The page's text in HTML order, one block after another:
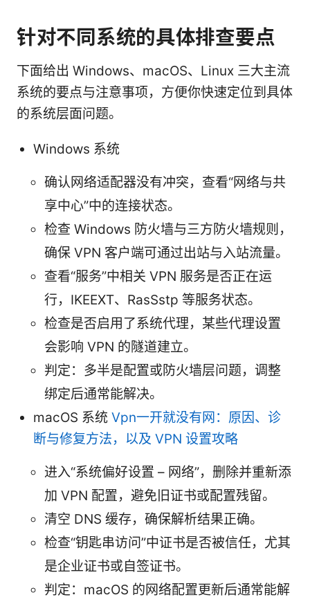
针对不同系统的具体排查要点
下面给出 Windows、macOS、Linux 三大主流
系统的要点与注意事项，方便你快速定位到具体
的系统层面问题。
Windows 系统
确认网络适配器没有冲突，查看“网络与共
享中心”中的连接状态。
检查 Windows 防火墙与三方防火墙规则，
确保 VPN 客户端可通过出站与入站流量。
查看“服务”中相关 VPN 服务是否正在运
行，IKEEXT、RasSstp 等服务状态。
检查是否启用了系统代理，某些代理设置
会影响 VPN 的隧道建立。
判定：多半是配置或防火墙层问题，调整
绑定后通常能解决。
macOS 系统 Vpn一开就没有网：原因、诊
断与修复方法，以及 VPN 设置攻略
进入“系统偏好设置 – 网络”，删除并重新添
加 VPN 配置，避免旧证书或配置残留。
清空 DNS 缓存，确保解析结果正确。
检查“钥匙串访问”中证书是否被信任，尤其
是企业证书或自签证书。
判定：macOS 的网络配置更新后通常能解